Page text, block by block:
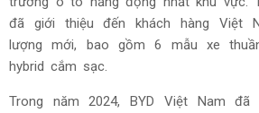
đã giới thiệu đến khách hàng Việt
lượng mới, bao gồm 6 mẫu xe
hybrid cắm sạc.
Trong năm 2024, BYD Việt Nam